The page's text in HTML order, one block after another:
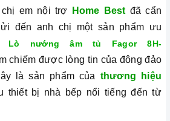
em nội trợ
Home Best đã cẩn
đến anh chị một sản phẩm ưu
Lò nướng âm tủ Fagor 8H-
chiếm được lòng tin của đông đảo
là sản phẩm của thương hiệu
thiết bị nhà bếp nổi tiếng đến từ